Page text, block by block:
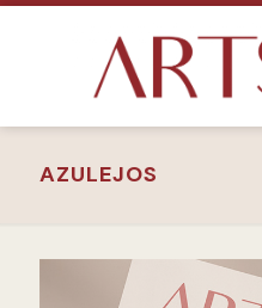
AZULEJOS